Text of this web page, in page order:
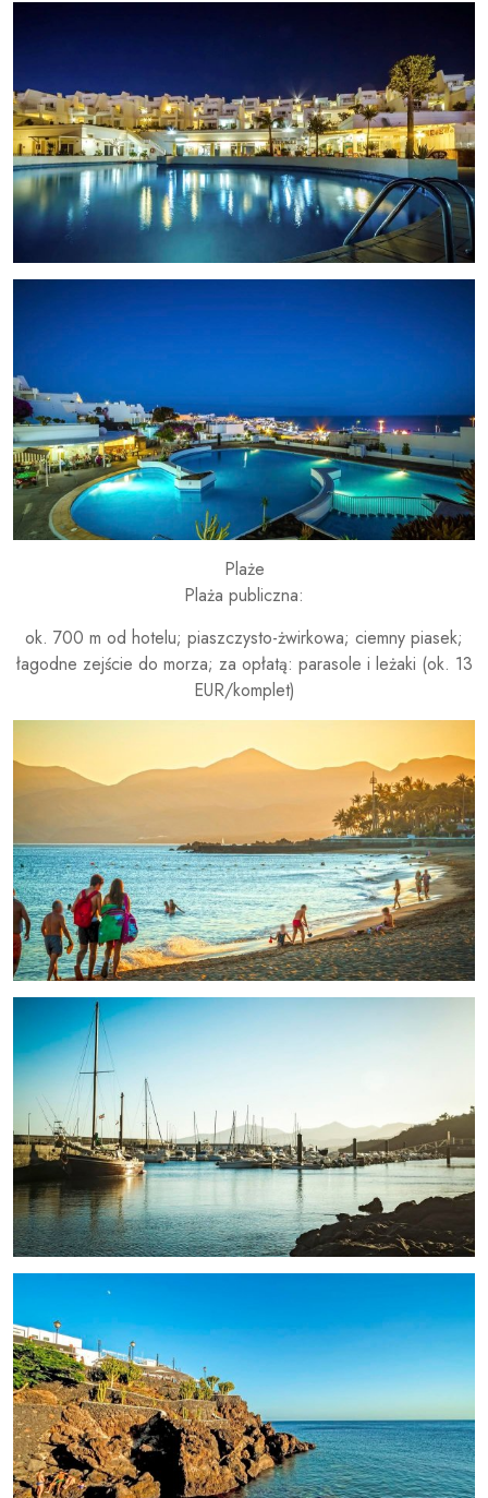
Plaże
Plaża publiczna:
ok. 700 m od hotelu; piaszczysto-żwirkowa; ciemny piasek;
łagodne zejście do morza; za opłatą: parasole i leżaki (ok. 13
EUR/komplet)